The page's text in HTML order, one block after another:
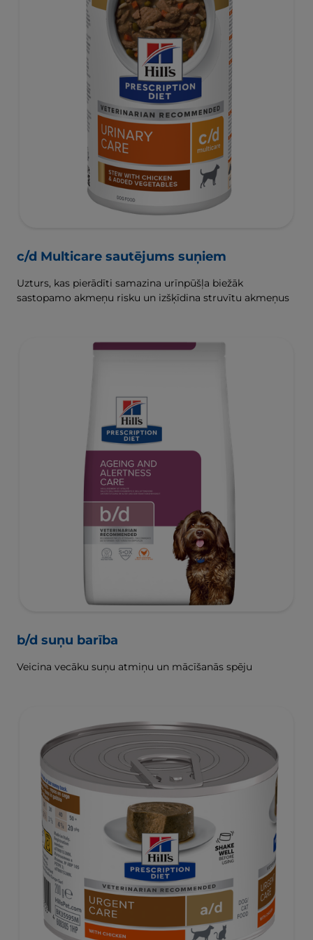
c/d Multicare sautējums suņiem
Uzturs, kas pierādīti samazina urīnpūšļa biežāk
sastopamo akmeņu risku un izšķīdina struvītu akmeņus
b/d suņu barība
Veicina vecāku suņu atmiņu un mācīšanās spēju